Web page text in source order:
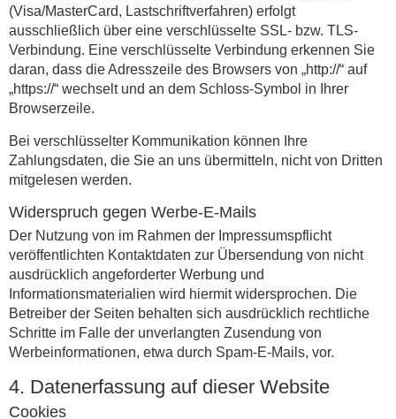
(Visa/MasterCard, Lastschriftverfahren) erfolgt
ausschließlich über eine verschlüsselte SSL- bzw. TLS-
Verbindung. Eine verschlüsselte Verbindung erkennen Sie
daran, dass die Adresszeile des Browsers von „http://“ auf
„https://“ wechselt und an dem Schloss-Symbol in Ihrer
Browserzeile.
Bei verschlüsselter Kommunikation können Ihre
Zahlungsdaten, die Sie an uns übermitteln, nicht von Dritten
mitgelesen werden.
Widerspruch gegen Werbe-E-Mails
Der Nutzung von im Rahmen der Impressumspflicht
veröffentlichten Kontaktdaten zur Übersendung von nicht
ausdrücklich angeforderter Werbung und
Informationsmaterialien wird hiermit widersprochen. Die
Betreiber der Seiten behalten sich ausdrücklich rechtliche
Schritte im Falle der unverlangten Zusendung von
Werbeinformationen, etwa durch Spam-E-Mails, vor.
4. Datenerfassung auf dieser Website
Cookies